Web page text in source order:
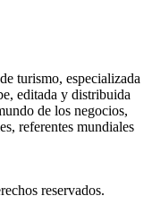
turismo, especializada
editada y distribuida
de los negocios,
referentes mundiales
reservados.